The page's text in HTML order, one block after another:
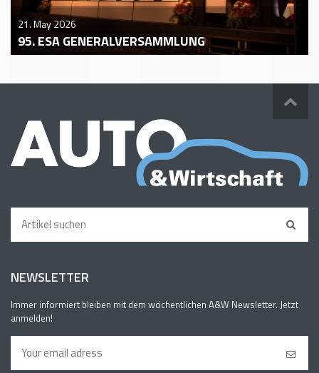
21. May 2026
95. ESA GENERALVERSAMMLUNG
NEWSLETTER
Immer informiert bleiben mit dem wöchentlichen A&W Newsletter. Jetzt
anmelden!